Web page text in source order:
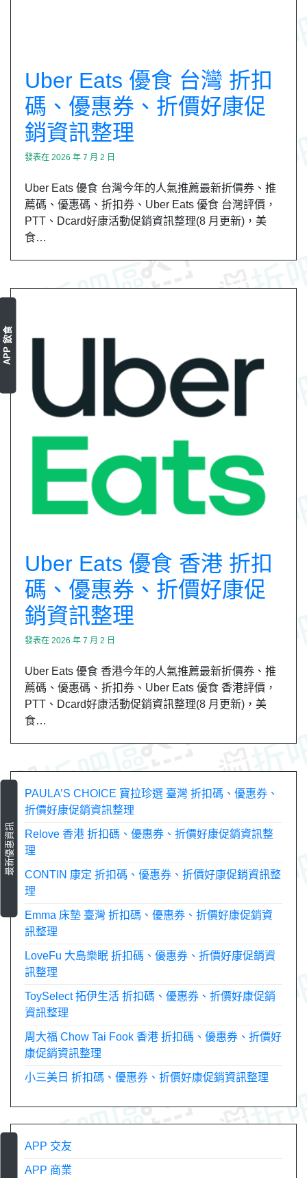
Uber Eats 優食 台灣 折扣
碼、優惠券、折價好康促
銷資訊整理
發表在 2026 年 7 月 2 日
Uber Eats 優食 台灣今年的人氣推薦最新折價券、推
薦碼、優惠碼、折扣券、Uber Eats 優食 台灣評價，
PTT、Dcard好康活動促銷資訊整理(8 月更新)，美
食…
APP 飲食
Uber Eats 優食 香港 折扣
碼、優惠券、折價好康促
銷資訊整理
發表在 2026 年 7 月 2 日
Uber Eats 優食 香港今年的人氣推薦最新折價券、推
薦碼、優惠碼、折扣券、Uber Eats 優食 香港評價，
PTT、Dcard好康活動促銷資訊整理(8 月更新)，美
食…
最新優惠資訊
PAULA’S CHOICE 寶拉珍選 臺灣 折扣碼、優惠券、
折價好康促銷資訊整理
Relove 香港 折扣碼、優惠券、折價好康促銷資訊整
理
CONTIN 康定 折扣碼、優惠券、折價好康促銷資訊整
理
Emma 床墊 臺灣 折扣碼、優惠券、折價好康促銷資
訊整理
LoveFu 大島樂眠 折扣碼、優惠券、折價好康促銷資
訊整理
ToySelect 拓伊生活 折扣碼、優惠券、折價好康促銷
資訊整理
周大福 Chow Tai Fook 香港 折扣碼、優惠券、折價好
康促銷資訊整理
小三美日 折扣碼、優惠券、折價好康促銷資訊整理
APP 交友
APP 商業